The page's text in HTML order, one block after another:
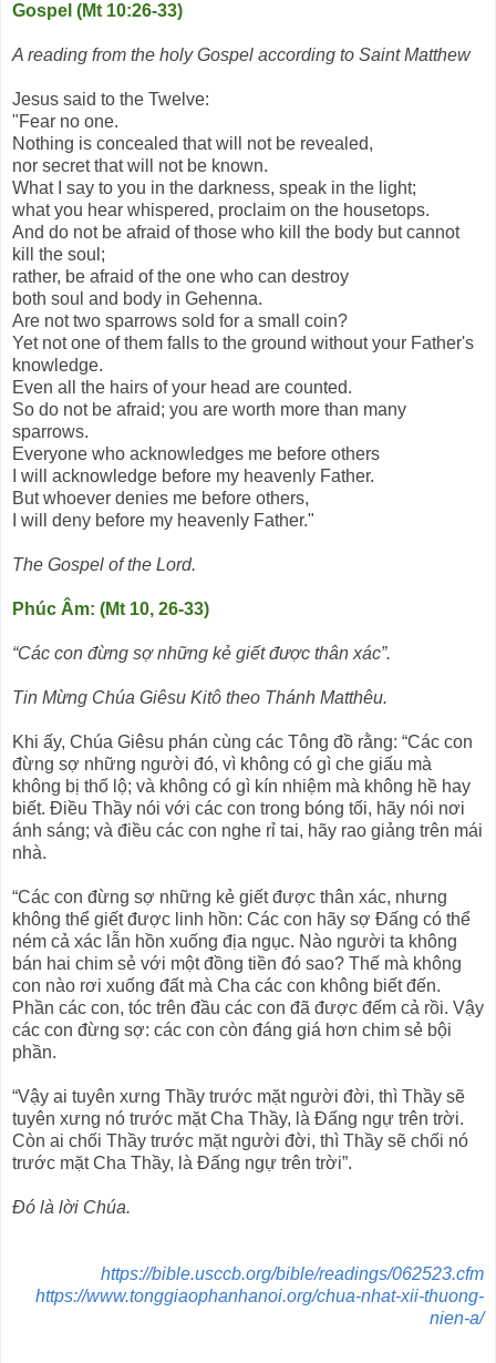
Gospel (Mt 10:26-33)
A reading from the holy Gospel according to Saint Matthew
Jesus said to the Twelve:
"Fear no one.
Nothing is concealed that will not be revealed,
nor secret that will not be known.
What I say to you in the darkness, speak in the light;
what you hear whispered, proclaim on the housetops.
And do not be afraid of those who kill the body but cannot
kill the soul;
rather, be afraid of the one who can destroy
both soul and body in Gehenna.
Are not two sparrows sold for a small coin?
Yet not one of them falls to the ground without your Father's
knowledge.
Even all the hairs of your head are counted.
So do not be afraid; you are worth more than many
sparrows.
Everyone who acknowledges me before others
I will acknowledge before my heavenly Father.
But whoever denies me before others,
I will deny before my heavenly Father."
The Gospel of the Lord.
Phúc Âm: (Mt 10, 26-33)
“Các con đừng sợ những kẻ giết được thân xác”.
Tin Mừng Chúa Giêsu Kitô theo Thánh Matthêu.
Khi ấy, Chúa Giêsu phán cùng các Tông đồ rằng: “Các con
đừng sợ những người đó, vì không có gì che giấu mà
không bị thố lộ; và không có gì kín nhiệm mà không hề hay
biết. Ðiều Thầy nói với các con trong bóng tối, hãy nói nơi
ánh sáng; và điều các con nghe rỉ tai, hãy rao giảng trên mái
nhà.
“Các con đừng sợ những kẻ giết được thân xác, nhưng
không thể giết được linh hồn: Các con hãy sợ Ðấng có thể
ném cả xác lẫn hồn xuống địa ngục. Nào người ta không
bán hai chim sẻ với một đồng tiền đó sao? Thế mà không
con nào rơi xuống đất mà Cha các con không biết đến.
Phần các con, tóc trên đầu các con đã được đếm cả rồi. Vậy
các con đừng sợ: các con còn đáng giá hơn chim sẻ bội
phần.
“Vậy ai tuyên xưng Thầy trước mặt người đời, thì Thầy sẽ
tuyên xưng nó trước mặt Cha Thầy, là Ðấng ngự trên trời.
Còn ai chối Thầy trước mặt người đời, thì Thầy sẽ chối nó
trước mặt Cha Thầy, là Ðấng ngự trên trời”.
Ðó là lời Chúa.
https://bible.usccb.org/bible/readings/062523.cfm
https://www.tonggiaophanhanoi.org/chua-nhat-xii-thuong-
nien-a/